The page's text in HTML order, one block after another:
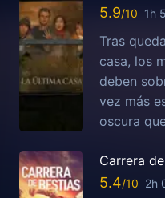
5.9 1h
Tras
casa, los
deben
vez más
oscura
Carrera
5.4 2h